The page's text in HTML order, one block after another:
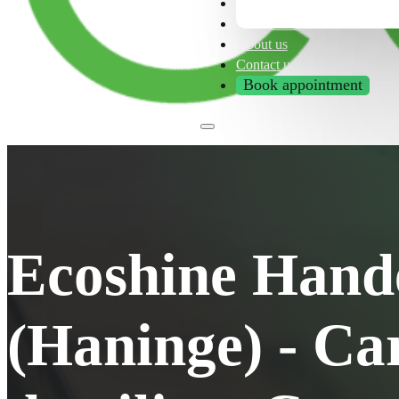
About us
Contact us
Book appointment
Ecoshine
(Haninge) -